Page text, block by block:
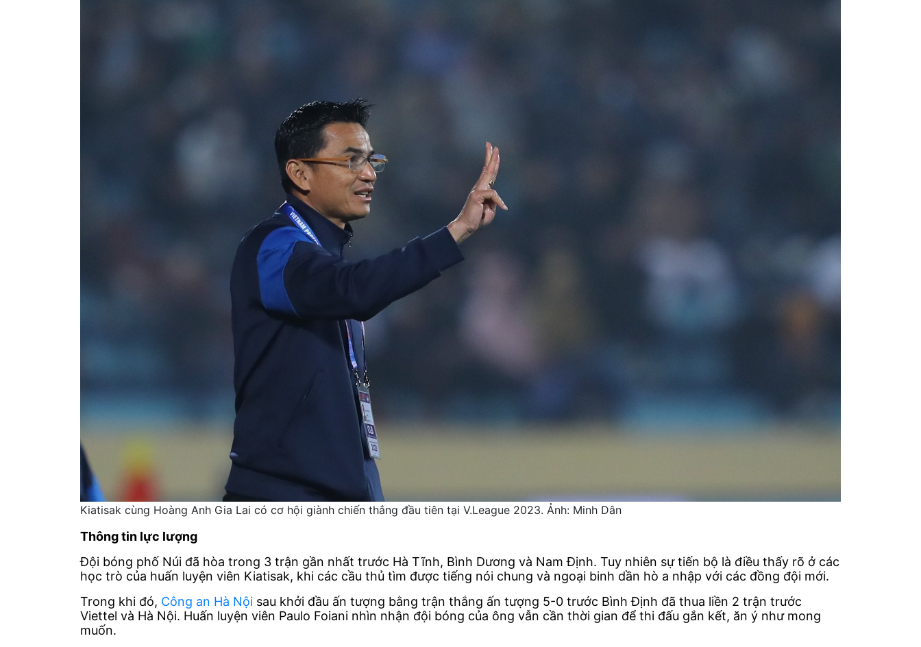
Kiatisak cùng Hoàng Anh Gia Lai có cơ hội giành chiến thắng đầu tiên tại V.League 2023. Ảnh: Minh Dân
Thông tin lực lượng
Đội bóng phố Núi đã hòa trong 3 trận gần nhất trước Hà Tĩnh, Bình Dương và Nam Định. Tuy nhiên sự tiến bộ là điều thấy rõ ở các
học trò của huấn luyện viên Kiatisak, khi các cầu thủ tìm được tiếng nói chung và ngoại binh dần hò a nhập với các đồng đội mới.
Trong khi đó, Công an Hà Nội sau khởi đầu ấn tượng bằng trận thắng ấn tượng 5-0 trước Bình Định đã thua liền 2 trận trước
Viettel và Hà Nội. Huấn luyện viên Paulo Foiani nhìn nhận đội bóng của ông vẫn cần thời gian để thi đấu gắn kết, ăn ý như mong
muốn.